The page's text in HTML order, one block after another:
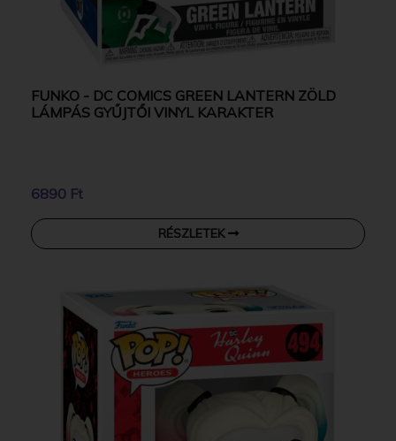
FUNKO - DC COMICS GREEN LANTERN ZÖLD
LÁMPÁS GYŰJTŐI VINYL KARAKTER
6890 Ft
RÉSZLETEK